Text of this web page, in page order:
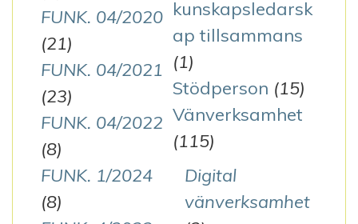
FUNK. 04/2020
(21)
FUNK. 04/2021
(23)
FUNK. 04/2022
(8)
FUNK. 1/2024
(8)
kunskapsledarsk
ap tillsammans
(1)
Stödperson (15)
Vänverksamhet
(115)
Digital
vänverksamhet